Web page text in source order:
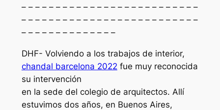
– – – – – – – – – – – – – – – – – – – – – – – – – –
– – – – – – – – – – – – – – – – – – – – – – – – – –
– – – – – – – – – – – – – –
DHF- Volviendo a los trabajos de interior,
chandal barcelona 2022 fue muy reconocida
su intervención
en la sede del colegio de arquitectos. Allí
estuvimos dos años, en Buenos Aires,